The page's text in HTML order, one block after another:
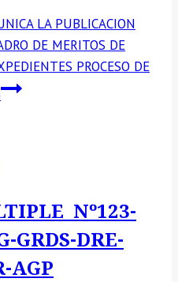
LA PUBLICACION
DE MERITOS DE
PROCESO DE
Nº123-
GRDS-DRE-
AGP